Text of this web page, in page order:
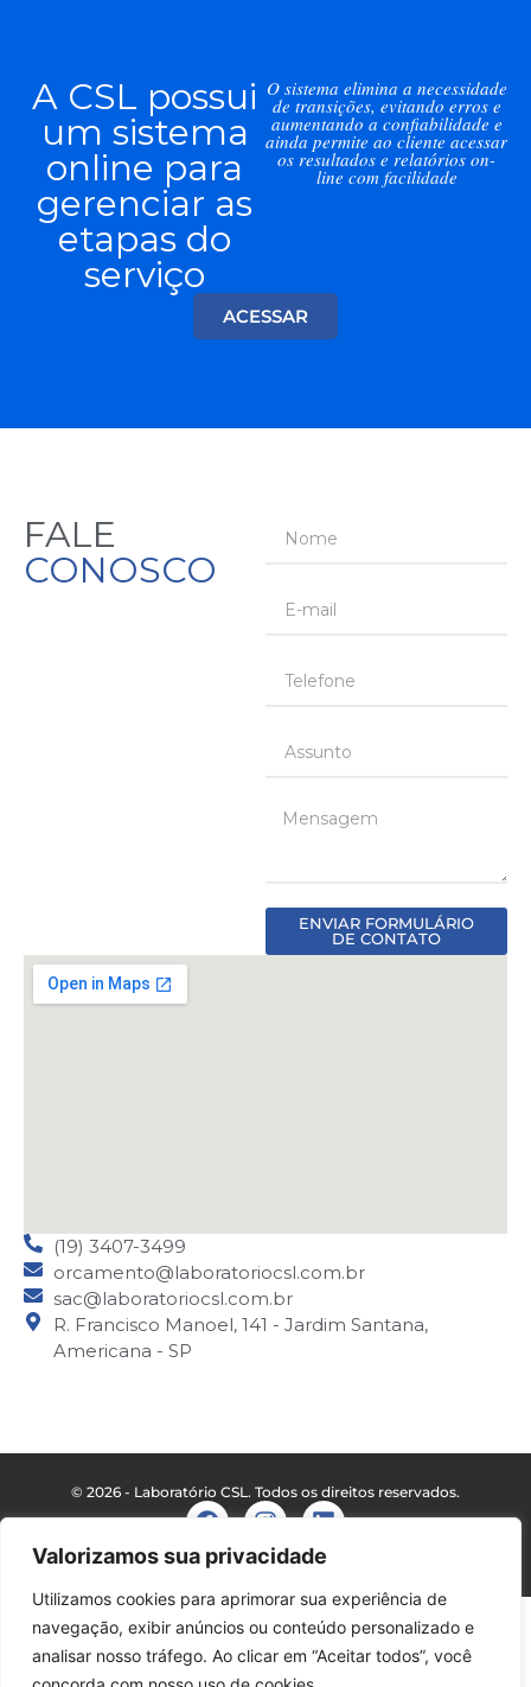
Valorizamos sua privacidade
Utilizamos cookies para aprimorar sua experiência de
navegação, exibir anúncios ou conteúdo personalizado e
analisar nosso tráfego. Ao clicar em “Aceitar todos”, você
A CSL possui
um sistema
online para
gerenciar as
etapas do
serviço
O sistema elimina a necessidade
de transições, evitando erros e
aumentando a confiabilidade e
ainda permite ao cliente acessar
os resultados e relatórios on-
line com facilidade
ACESSAR
FALE
CONOSCO
ENVIAR FORMULÁRIO
DE CONTATO
(19) 3407-3499
orcamento@laboratoriocsl.com.br
sac@laboratoriocsl.com.br
R. Francisco Manoel, 141 - Jardim Santana,
Americana - SP
© 2026 - Laboratório CSL. Todos os direitos reservados.
MANTIDO POREAGENCE